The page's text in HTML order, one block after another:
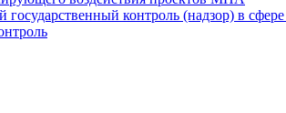
государственный контроль (надзор) в